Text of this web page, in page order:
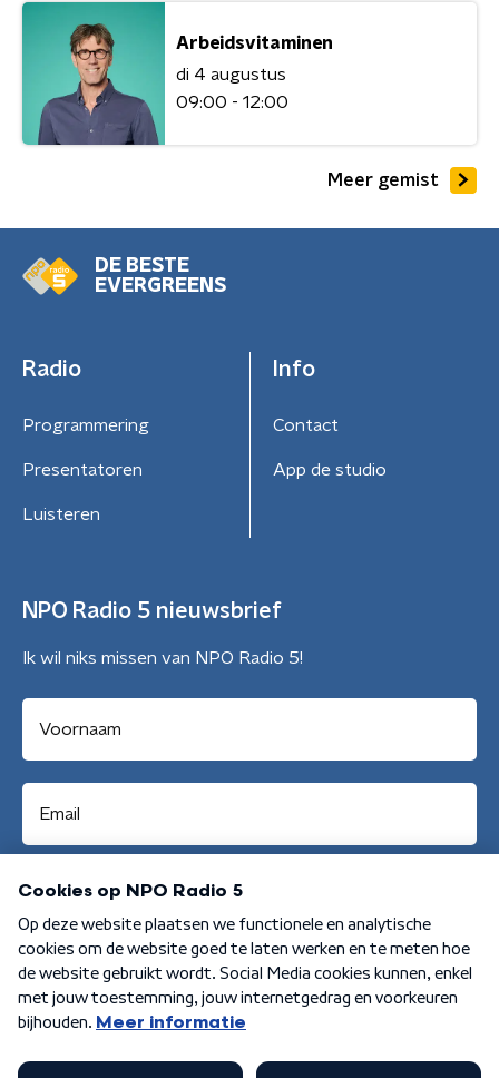
Arbeidsvitaminen
di 4 augustus
09:00 - 12:00
Meer gemist
DE BESTE
EVERGREENS
Radio
Programmering
Presentatoren
Luisteren
Info
Contact
App de studio
NPO Radio 5 nieuwsbrief
Ik wil niks missen van NPO Radio 5!
Aanmelden
Algemene voorwaarden